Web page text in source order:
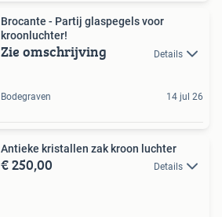
Brocante - Partij glaspegels voor
kroonluchter!
Zie omschrijving Details
Bodegraven 14 jul 26
Antieke kristallen zak kroon luchter
€ 250,00 Details